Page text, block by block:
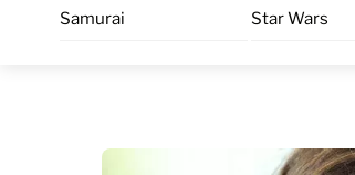
Samurai Star Wars